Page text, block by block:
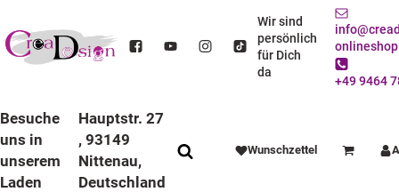
Wir sind
persönlich
für Dich
da
+49 9464
Besuche
uns in
unserem
Laden
Hauptstr. 27
, 93149
Nittenau,
Deutschland
Wunschzettel Warenkorb